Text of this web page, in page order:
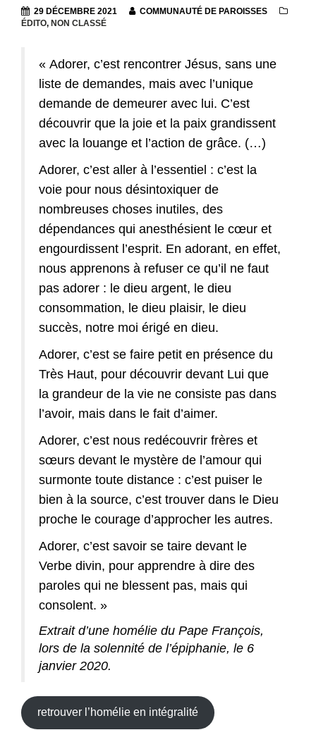
29 DÉCEMBRE 2021
COMMUNAUTÉ DE PAROISSES
ÉDITO, NON CLASSÉ
« Adorer, c’est rencontrer Jésus, sans une
liste de demandes, mais avec l’unique
demande de demeurer avec lui. C’est
découvrir que la joie et la paix grandissent
avec la louange et l’action de grâce. (…)
Adorer, c’est aller à l’essentiel : c’est la
voie pour nous désintoxiquer de
nombreuses choses inutiles, des
dépendances qui anesthésient le cœur et
engourdissent l’esprit. En adorant, en effet,
nous apprenons à refuser ce qu’il ne faut
pas adorer : le dieu argent, le dieu
consommation, le dieu plaisir, le dieu
succès, notre moi érigé en dieu.
Adorer, c’est se faire petit en présence du
Très Haut, pour découvrir devant Lui que
la grandeur de la vie ne consiste pas dans
l’avoir, mais dans le fait d’aimer.
Adorer, c’est nous redécouvrir frères et
sœurs devant le mystère de l’amour qui
surmonte toute distance : c’est puiser le
bien à la source, c’est trouver dans le Dieu
proche le courage d’approcher les autres.
Adorer, c’est savoir se taire devant le
Verbe divin, pour apprendre à dire des
paroles qui ne blessent pas, mais qui
consolent. »
Extrait d’une homélie du Pape François,
lors de la solennité de l’épiphanie, le 6
janvier 2020.
retrouver l’homélie en intégralité